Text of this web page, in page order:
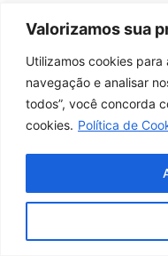
Valorizamos sua
Utilizamos cookies
navegação e analisar
todos”, você concorda
cookies. Política de